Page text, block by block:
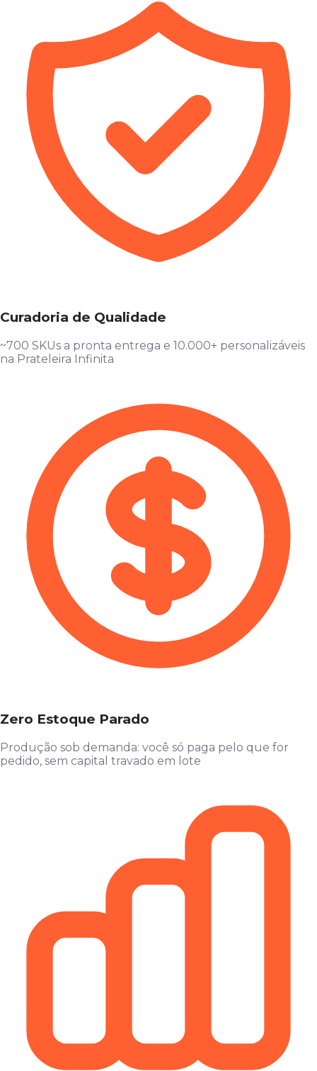
Curadoria de Qualidade
~700 SKUs a pronta entrega e 10.000+ personalizáveis
na Prateleira Infinita
Zero Estoque Parado
Produção sob demanda: você só paga pelo que for
pedido, sem capital travado em lote